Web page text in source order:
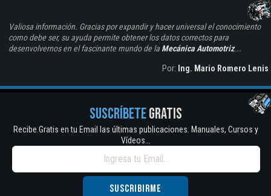
Valiosa información. Gracias por expandir y hacer universal el conocimiento
como debe ser, su ayuda permite obtener los datos correctos para
desenvolvernos en el fascinante mundo de la Mecánica Automotriz...
Por: Ing. Mario Romero Lenis
SUSCRÍBETEGRATIS
Recibe Gratis en tu Email las últimas publicaciones. Manuales, Cursos y
Vídeos...